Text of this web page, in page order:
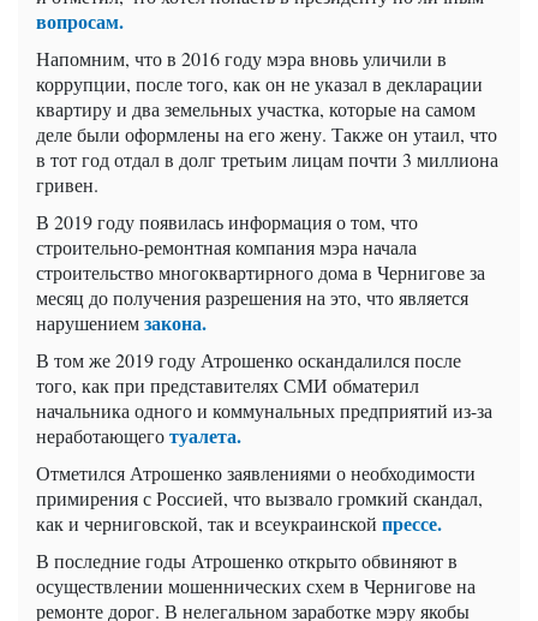
вопросам.
Напомним, что в 2016 году мэра вновь уличили в
коррупции, после того, как он не указал в декларации
квартиру и два земельных участка, которые на самом
деле были оформлены на его жену. Также он утаил, что
в тот год отдал в долг третьим лицам почти 3 миллиона
гривен.
В 2019 году появилась информация о том, что
строительно-ремонтная компания мэра начала
строительство многоквартирного дома в Чернигове за
месяц до получения разрешения на это, что является
нарушениемзакона.
В том же 2019 году Атрошенко оскандалился после
того, как при представителях СМИ обматерил
начальника одного и коммунальных предприятий из-за
неработающеготуалета.
Отметился Атрошенко заявлениями о необходимости
примирения с Россией, что вызвало громкий скандал,
как и черниговской, так и всеукраинской прессе.
В последние годы Атрошенко открыто обвиняют в
осуществлении мошеннических схем в Чернигове на
ремонте дорог. В нелегальном заработке мэру якобы